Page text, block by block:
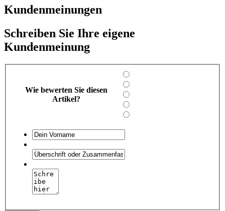
Kundenmeinungen
Schreiben Sie Ihre eigene
Kundenmeinung
Wie bewerten Sie diesen
Artikel?